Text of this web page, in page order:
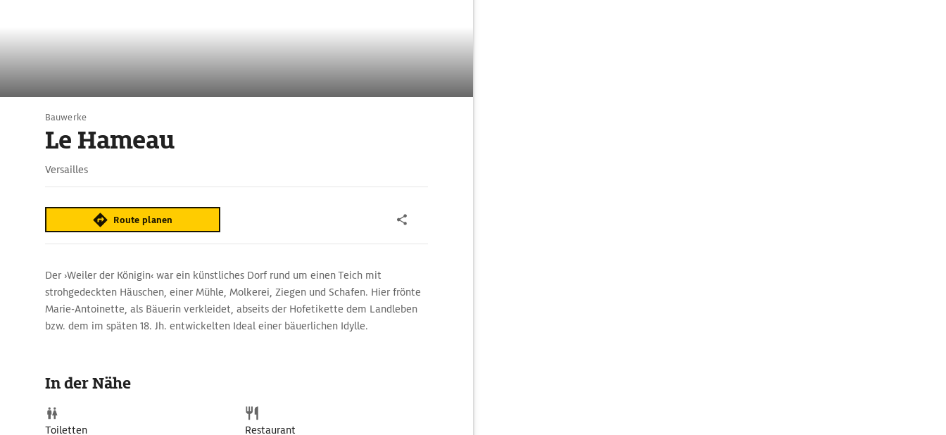
Bauwerke
Le Hameau
Versailles
Route planen
Der ›Weiler der Königin‹ war ein künstliches Dorf rund um einen Teich mit
strohgedeckten Häuschen, einer Mühle, Molkerei, Ziegen und Schafen. Hier frönte
Marie-Antoinette, als Bäuerin verkleidet, abseits der Hofetikette dem Landleben
bzw. dem im späten 18. Jh. entwickelten Ideal einer bäuerlichen Idylle.
In der Nähe
Toiletten Restaurant